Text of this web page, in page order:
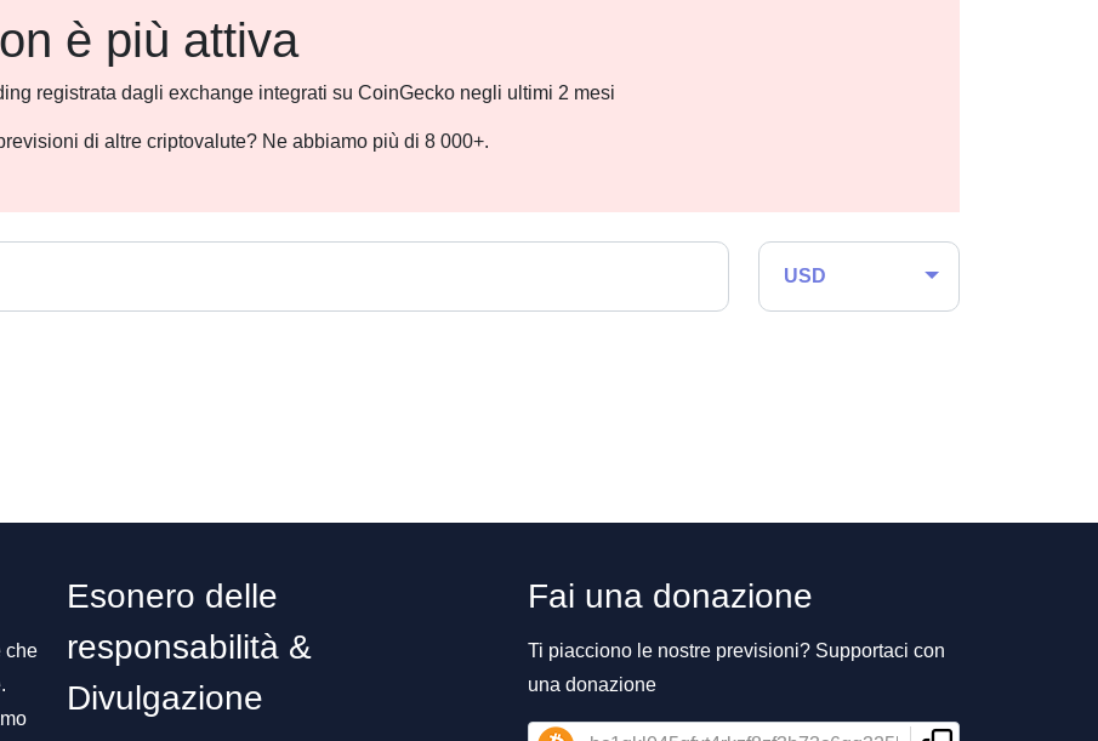
è più attiva
registrata dagli exchange integrati su CoinGecko negli ultimi 2 mesi
di altre criptovalute? Ne abbiamo più di 8 000+.
USD
che
Esonero delle
responsabilità &
Divulgazione
Fai una donazione
Ti piacciono le nostre previsioni? Supportaci con
una donazione